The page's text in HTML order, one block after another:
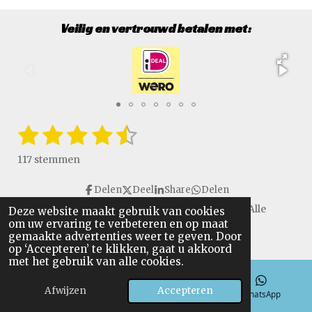
Deze website maakt gebruik van cookies
om uw ervaring te verbeteren en op maat
gemaakte advertenties weer te geven. Door
op ‘Accepteren’ te klikken, gaat u akkoord
met het gebruik van alle cookies.
Afwijzen Accepteren
Veilig en vertrouwd betalen met:
R
a
t
n
g
:
4
.
1
s
e
r
2
s
e
r
r
e
n
3
s
e
r
r
e
n
4
t
e
r
r
e
5
t
e
r
r
e
S
e
117 stemmen
Delen Deel Share Delen
Copyright © 2016 - 2026 VanGulikSpecialTools. Alle
rechten voorbehouden.
E-mailadres Telefoonnummer WhatsApp